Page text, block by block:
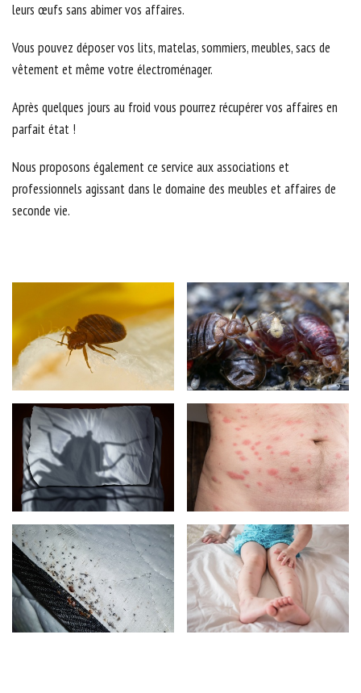
leurs œufs sans abimer vos affaires.
Vous pouvez déposer vos lits, matelas, sommiers, meubles, sacs de
vêtement et même votre électroménager.
Après quelques jours au froid vous pourrez récupérer vos affaires en
parfait état !
Nous proposons également ce service aux associations et
professionnels agissant dans le domaine des meubles et affaires de
seconde vie.